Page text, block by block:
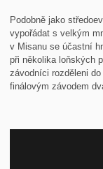
Podobně jako
vypořádat s velkým
v Misanu se účastní
při několika loňských
závodníci rozděleni
finálovým závodem